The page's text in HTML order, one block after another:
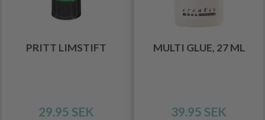
PRITT LIMSTIFT
29.95 SEK
MULTI GLUE, 27 ML
39.95 SEK